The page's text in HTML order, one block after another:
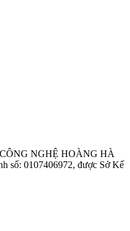
NGHỆ HOÀNG HÀ
số: 0107406972, được Sở Kế